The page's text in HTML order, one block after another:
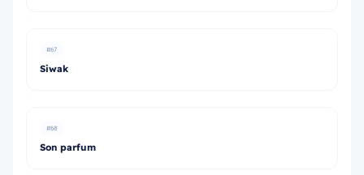
#67
Siwak
#68
Son parfum